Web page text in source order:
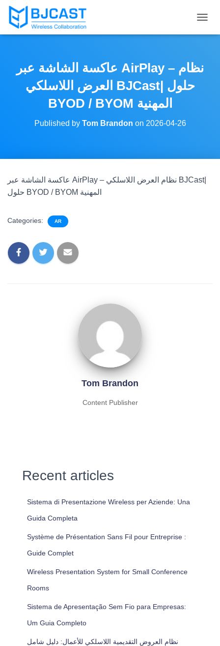
O
E
عاكسة الشاشة عبر AirPlay – نظام
العرض اللاسلكي BJCast| حلول
BYOD / BYOM المهنية
Published by Tom Brandon on 2026-04-26
عاكسة الشاشة عبر AirPlay – نظام العرض اللاسلكي BJCast|
حلول BYOD / BYOM المهنية
Categories: AR
Tom Brandon
Content Publisher
Recent articles
Sistema di Presentazione Wireless per Aziende: Una
Guida Completa
Système de Présentation Sans Fil pour Entreprise :
Guide Complet
Wireless Presentation System for Small Conference
Rooms
Sistema de Apresentação Sem Fio para Empresas:
Um Guia Completo
نظام العروض التقديمية اللاسلكي للأعمال: دليل شامل